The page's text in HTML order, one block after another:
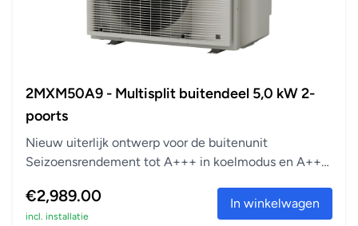
2MXM50A9 - Multisplit buitendeel 5,0 kW 2-
poorts
Nieuw uiterlijk ontwerp voor de buitenunit
Seizoensrendement tot A+++ in koelmodus en A++
€2,989.00
incl. installatie
In winkelwagen